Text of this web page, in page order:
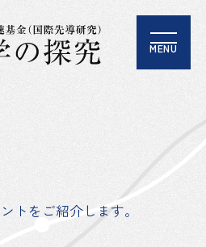
MENU
トをご紹介します。